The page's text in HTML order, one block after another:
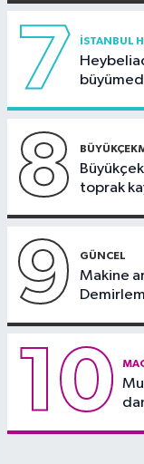
7 İSTANBUL
8
toprak
9 GÜNCEL
Makine
10